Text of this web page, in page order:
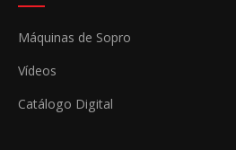
Máquinas de Sopro
Vídeos
Catálogo Digital